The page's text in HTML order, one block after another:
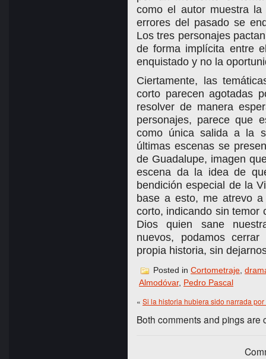
como el autor muestra
errores del pasado se
Los tres personajes
de forma implícita entre
enquistado y no la
Ciertamente, las
corto parecen agotadas
resolver de manera
personajes, parece que
como única salida a la
últimas escenas se
de Guadalupe, imagen
escena da la idea de
bendición especial de la
base a esto, me atrevo
corto, indicando sin temor
Dios quien sane
nuevos, podamos
propia historia, sin
Posted in Cortometraje
Almodóvar, Pedro Pascal
« Si la historia hubiera sido narrada
Both comments and pings are